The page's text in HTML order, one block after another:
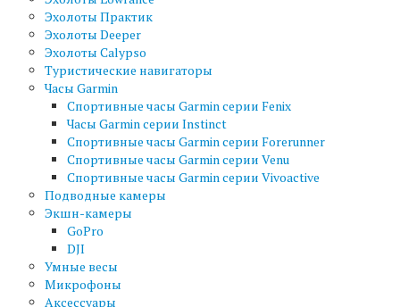
Эхолоты Практик
Эхолоты Deeper
Эхолоты Calypso
Туристические навигаторы
Часы Garmin
Спортивные часы Garmin серии Fenix
Часы Garmin серии Instinct
Спортивные часы Garmin серии Forerunner
Спортивные часы Garmin серии Venu
Спортивные часы Garmin серии Vivoactive
Подводные камеры
Экшн-камеры
GoPro
DJI
Умные весы
Микрофоны
Аксессуары